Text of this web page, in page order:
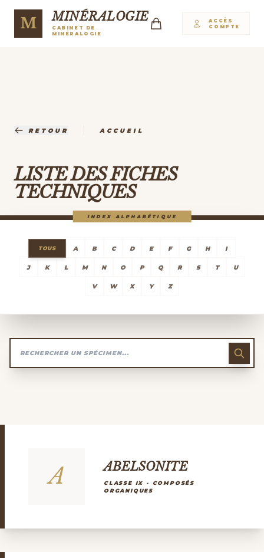
M MINÉRALOGIE
CABINET DE
MINÉRALOGIE
ACCÈS
COMPTE
RETOUR ACCUEIL
LISTE DES FICHES
TECHNIQUES
INDEX ALPHABÉTIQUE
TOUS A B C D E F G H I
J K L M N O P Q R S T U
V W X Y Z
A ABELSONITE
CLASSE IX - COMPOSÉS
ORGANIQUES